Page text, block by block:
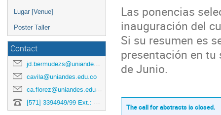
Lugar [Venue]
Poster Taller
Contact
jd.bermudezs@uniandes.edu.co
cavila@uniandes.edu.co
ca.florez@uniandes.edu.co
[571] 3394949/99 Ext.: 3878
Las ponencias
inauguración del
Si su resumen es
presentación en
de Junio.
The call for abstracts is closed.